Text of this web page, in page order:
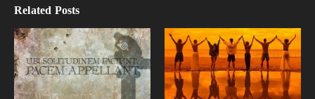
Related Posts